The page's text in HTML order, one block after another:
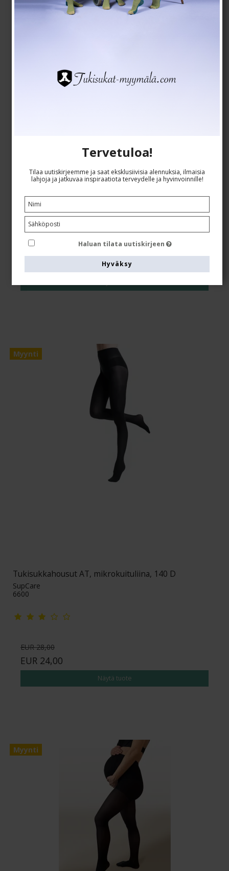
Tukisukkahousut AT, laivasto, mikrokuituliina, 140 D
6600-1
Myynti
Tukisukkahousut AT, mikrokuituliina, 140 D
SupCare
6600
EUR 28,00
EUR 24,00
Näytä tuote
Myynti
Tervetuloa!
Tilaa uutiskirjeemme ja saat eksklusiivisia alennuksia, ilmaisia
lahjoja ja jatkuvaa inspiraatiota terveydelle ja hyvinvoinnille!
Haluan tilata uutiskirjeen
Hyväksy